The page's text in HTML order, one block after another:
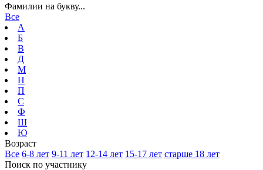
Фамилии на букву...
Все
А
Б
В
Д
М
Н
П
С
Ф
Ш
Ю
Возраст
Все 6-8 лет 9-11 лет 12-14 лет 15-17 лет старше 18 лет
Поиск по участнику